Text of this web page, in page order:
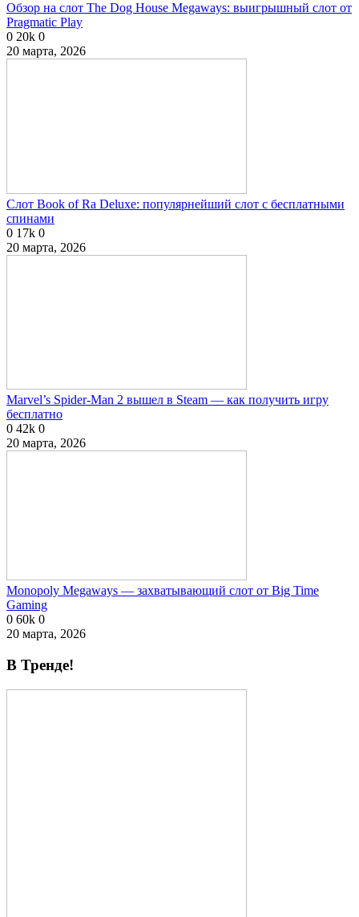
Обзор на слот The Dog House Megaways: выигрышный слот от
Pragmatic Play
0 20k 0
20 марта, 2026
Слот Book of Ra Deluxe: популярнейший слот с бесплатными
спинами
0 17k 0
20 марта, 2026
Marvel’s Spider-Man 2 вышел в Steam — как получить игру
бесплатно
0 42k 0
20 марта, 2026
Monopoly Megaways — захватывающий слот от Big Time
Gaming
0 60k 0
20 марта, 2026
В Тренде!